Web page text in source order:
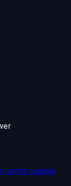
untuk update